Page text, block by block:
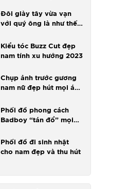
Đôi giày tây vừa vạn
với quý ông là như thế
Kiểu tóc Buzz Cut đẹp
nam tính xu hướng 2023
Chụp ảnh trước gương
nam nữ đẹp hút mọi ánh
Phối đồ phong cách
Badboy “tán đổ” mọi
Phối đồ đi sinh nhật
cho nam đẹp và thu hút